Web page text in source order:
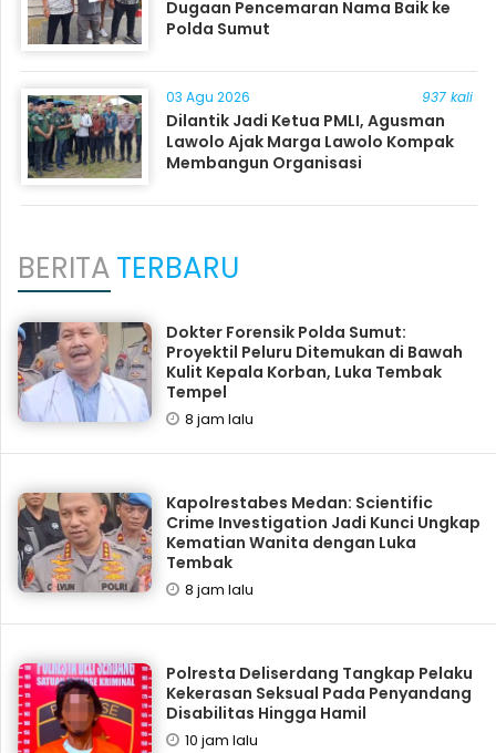
Dugaan Pencemaran Nama Baik ke
Polda Sumut
03 Agu 2026 937 kali
Dilantik Jadi Ketua PMLI, Agusman
Lawolo Ajak Marga Lawolo Kompak
Membangun Organisasi
BERITATERBARU
Dokter Forensik Polda Sumut:
Proyektil Peluru Ditemukan di Bawah
Kulit Kepala Korban, Luka Tembak
Tempel
8 jam lalu
Kapolrestabes Medan: Scientific
Crime Investigation Jadi Kunci Ungkap
Kematian Wanita dengan Luka
Tembak
8 jam lalu
Polresta Deliserdang Tangkap Pelaku
Kekerasan Seksual Pada Penyandang
Disabilitas Hingga Hamil
10 jam lalu